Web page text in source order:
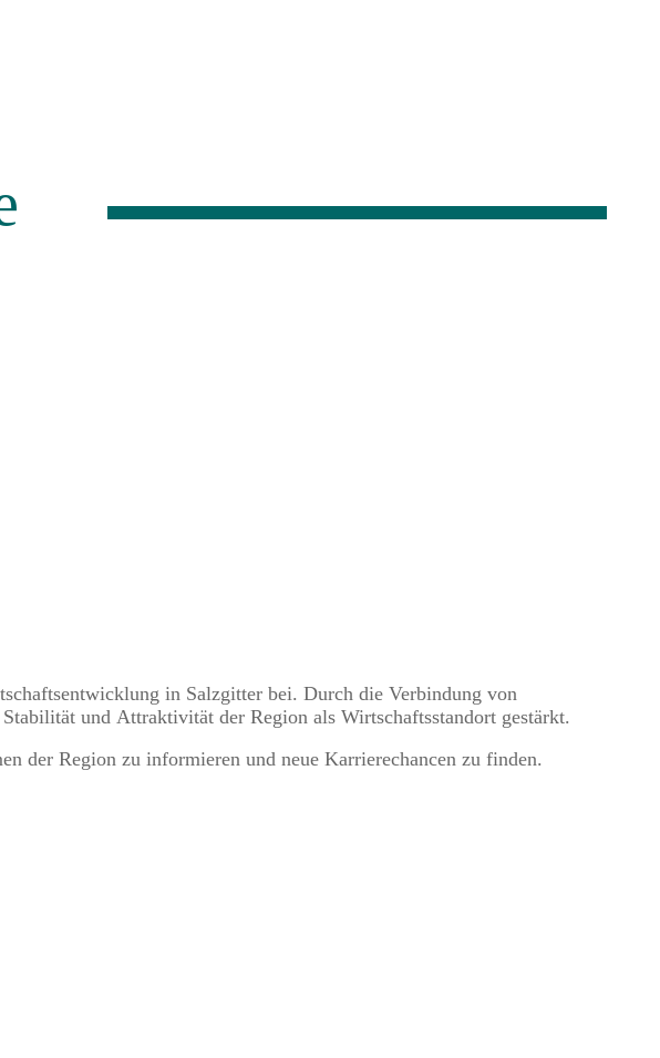
in Salzgitter bei. Durch die Verbindung von
und Attraktivität der Region als Wirtschaftsstandort gestärkt.
der Region zu informieren und neue Karrierechancen zu finden.